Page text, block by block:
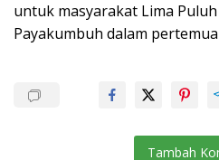
untuk masyarakat Lima
Payakumbuh dalam
Tambah